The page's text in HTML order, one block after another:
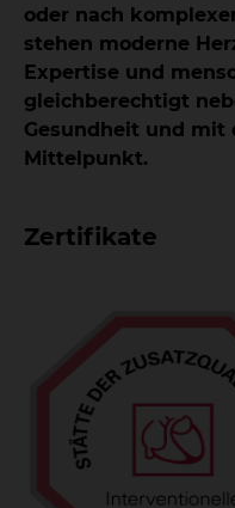
oder nach
stehen moderne
Expertise und
gleichberechtigt
Gesundheit und mit
Mittelpunkt.
Zertifikate